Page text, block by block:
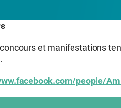
et manifestations
people/